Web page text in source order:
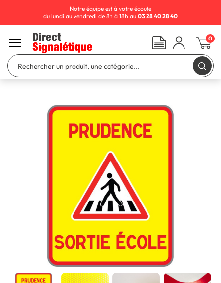
Notre équipe est à votre écoute
du lundi au vendredi de 8h à 18h au 03 28 40 28 40
0